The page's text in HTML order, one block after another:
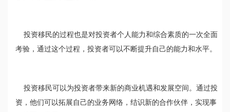
投资移民的过程也是对投资者个人能力和综合素质的一次全面
考验，通过这个过程，投资者可以不断提升自己的能力和水平。
投资移民可以为投资者带来新的商业机遇和发展空间。通过投
资，他们可以拓展自己的业务网络，结识新的合作伙伴，实现事